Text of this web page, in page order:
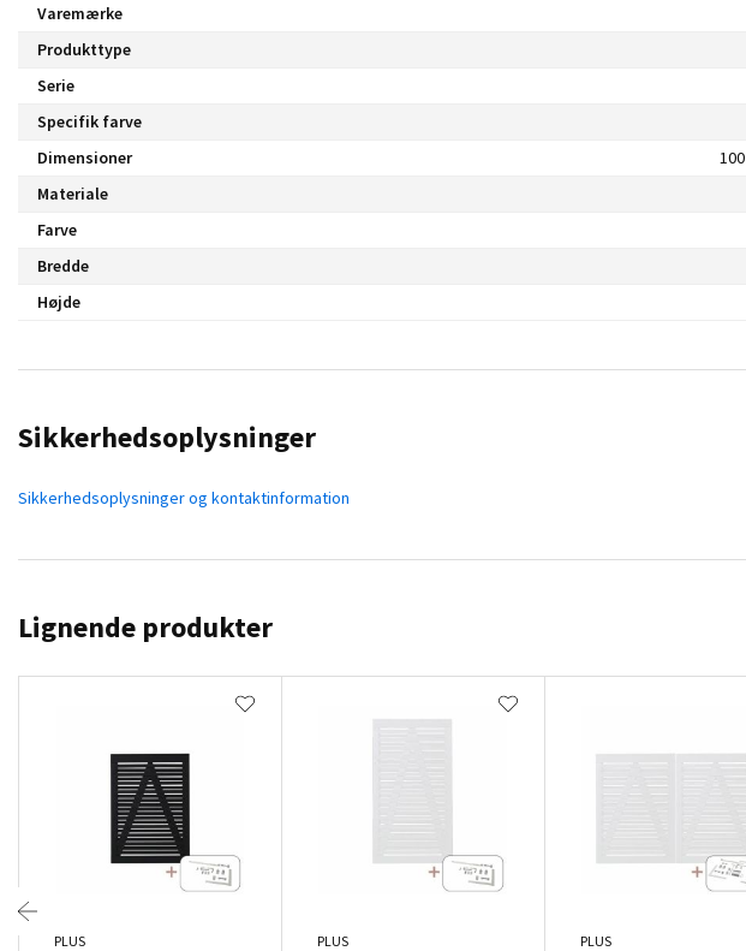
Varemærke
Produkttype
Serie
Specifik farve
Dimensioner
Materiale
Farve
Bredde
Højde
Sikkerhedsoplysninger
Sikkerhedsoplysninger og kontaktinformation
Lignende produkter
PLUS PLUS PLUS